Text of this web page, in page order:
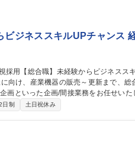
ジネススキルUPチャンス
いった企画/間接業務をお任せいたしま
す。 ≪マーケティング≫■市場分析■タ
日制 土日祝休み